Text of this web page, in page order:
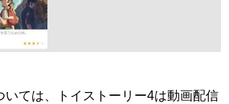
いては、トイストーリー4は動画配信